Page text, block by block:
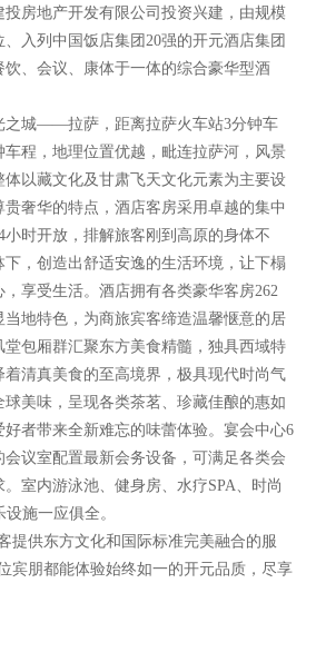
房地产开发有限公司投资兴建，由规模
入列中国饭店集团20强的开元酒店集团
、会议、康体于一体的综合豪华型酒
之城——拉萨，距离拉萨火车站3分钟车
车程，地理位置优越，毗连拉萨河，风景
以藏文化及甘肃飞天文化元素为主要设
奢华的特点，酒店客房采用卓越的集中
时开放，排解旅客刚到高原的身体不
，创造出舒适安逸的生活环境，让下榻
享受生活。酒店拥有各类豪华客房262
地特色，为商旅宾客缔造温馨惬意的居
包厢群汇聚东方美食精髓，独具西域特
清真美食的至高境界，极具现代时尚气
美味，呈现各类茶茗、珍藏佳酿的惠如
者带来全新难忘的味蕾体验。宴会中心6
议室配置最新会务设备，可满足各类会
室内游泳池、健身房、水疗SPA、时尚
施一应俱全。
提供东方文化和国际标准完美融合的服
宾朋都能体验始终如一的开元品质，尽享